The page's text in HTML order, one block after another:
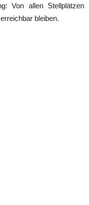
Von allen Stellplätzen
bleiben.